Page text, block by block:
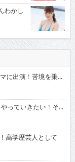
わかし
に出演！苦境を乗...
っていきたい！そ...
高学歴芸人として